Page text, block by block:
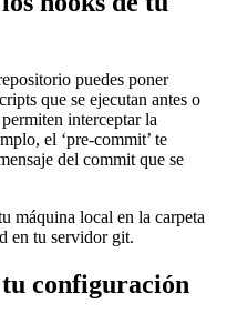
puedes poner
que se ejecutan antes o
interceptar la
el ‘pre-commit’ te
del commit que se
máquina local en la carpeta
en tu servidor git.
configuración